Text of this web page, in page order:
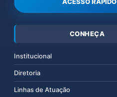
ACESSO RÁPIDO
CONHEÇA
Institucional
Diretoria
Linhas de Atuação